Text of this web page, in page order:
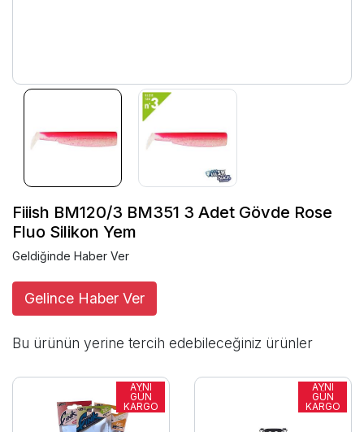
Fiiish BM120/3 BM351 3 Adet Gövde Rose
Fluo Silikon Yem
Geldiğinde Haber Ver
Gelince Haber Ver
Bu ürünün yerine tercih edebileceğiniz ürünler